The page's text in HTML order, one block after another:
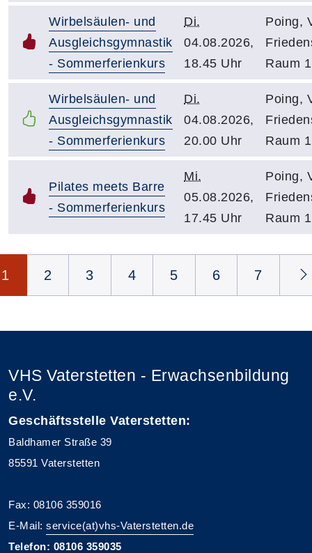
Wirbelsäulen- und
Ausgleichsgymnastik
- Sommerferienkurs
Di.
04.08.2026,
18.45 Uhr
Poing,
Raum 1
Wirbelsäulen- und
Ausgleichsgymnastik
- Sommerferienkurs
Di.
04.08.2026,
20.00 Uhr
Poing,
Raum 1
Pilates meets Barre
- Sommerferienkurs
Mi.
05.08.2026,
17.45 Uhr
Poing,
Raum 1
1 2 3 4 5 6 7
VHS Vaterstetten - Erwachsenbildung
e.V.
Geschäftsstelle Vaterstetten:
Baldhamer Straße 39
85591 Vaterstetten
Fax: 08106 359016
E-Mail: service(at)vhs-Vaterstetten.de
Telefon: 08106 359035